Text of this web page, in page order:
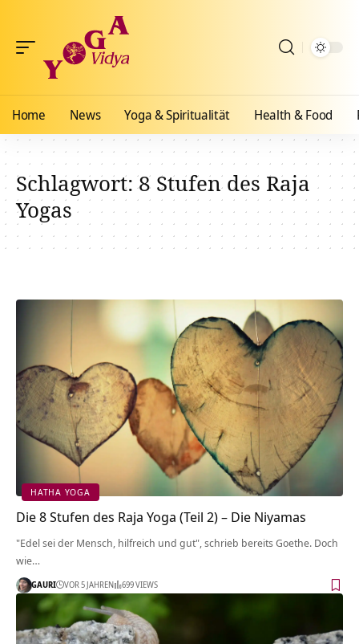
Home News Yoga & Spiritualität Health & Food
Schlagwort:8 Stufen des Raja
Yogas
HATHA YOGA
Die 8 Stufen des Raja Yoga (Teil 2) – Die Niyamas
"Edel sei der Mensch, hilfreich und gut", schrieb bereits Goethe. Doch
wie…
GAURI VOR 5 JAHREN 699 VIEWS